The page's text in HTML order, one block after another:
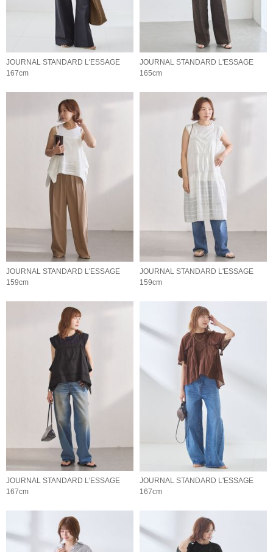
JOURNAL STANDARD L'ESSAGE
167cm
JOURNAL STANDARD L'ESSAGE
165cm
JOURNAL STANDARD L'ESSAGE
159cm
JOURNAL STANDARD L'ESSAGE
159cm
JOURNAL STANDARD L'ESSAGE
167cm
JOURNAL STANDARD L'ESSAGE
167cm